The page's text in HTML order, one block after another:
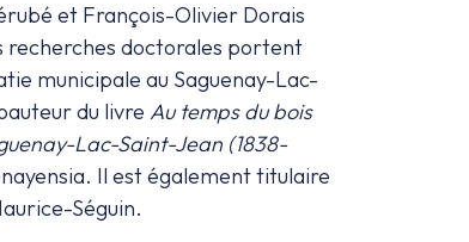
et François-Olivier Dorais
recherches doctorales portent
municipale au Saguenay-Lac-
du livre Au temps du bois
Lac-Saint-Jean (1838-
Il est également titulaire
Séguin.